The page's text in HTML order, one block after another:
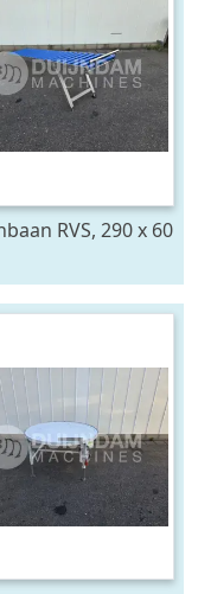
RVS, 290 x 60